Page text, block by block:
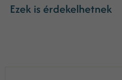
Ezek is érdekelhetnek